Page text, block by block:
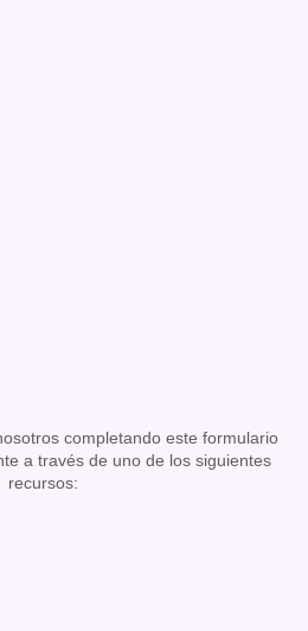
completando este formulario
a través de uno de los siguientes
recursos: